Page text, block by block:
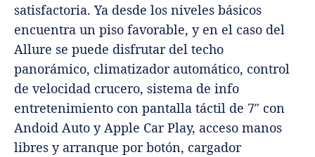
satisfactoria. Ya desde los niveles básicos
encuentra un piso favorable, y en el caso del
Allure se puede disfrutar del techo
panorámico, climatizador automático, control
de velocidad crucero, sistema de info
entretenimiento con pantalla táctil de 7″ con
Andoid Auto y Apple Car Play, acceso manos
libres y arranque por botón, cargador